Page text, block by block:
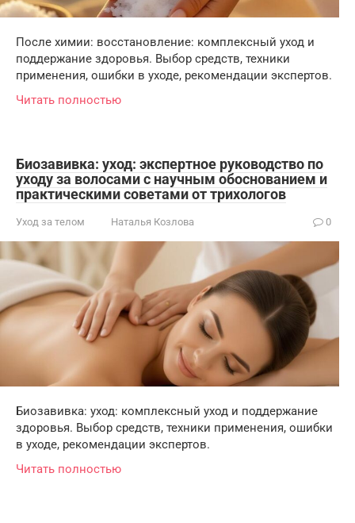
После химии: восстановление: комплексный уход и
поддержание здоровья. Выбор средств, техники
применения, ошибки в уходе, рекомендации экспертов.
Читать полностью
Биозавивка: уход: экспертное руководство по
уходу за волосами с научным обоснованием и
практическими советами от трихологов
Уход за телом Наталья Козлова 0
Биозавивка: уход: комплексный уход и поддержание
здоровья. Выбор средств, техники применения, ошибки
в уходе, рекомендации экспертов.
Читать полностью